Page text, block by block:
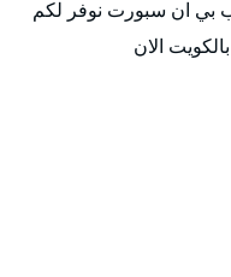
بي ان سبورت نوفر لكم